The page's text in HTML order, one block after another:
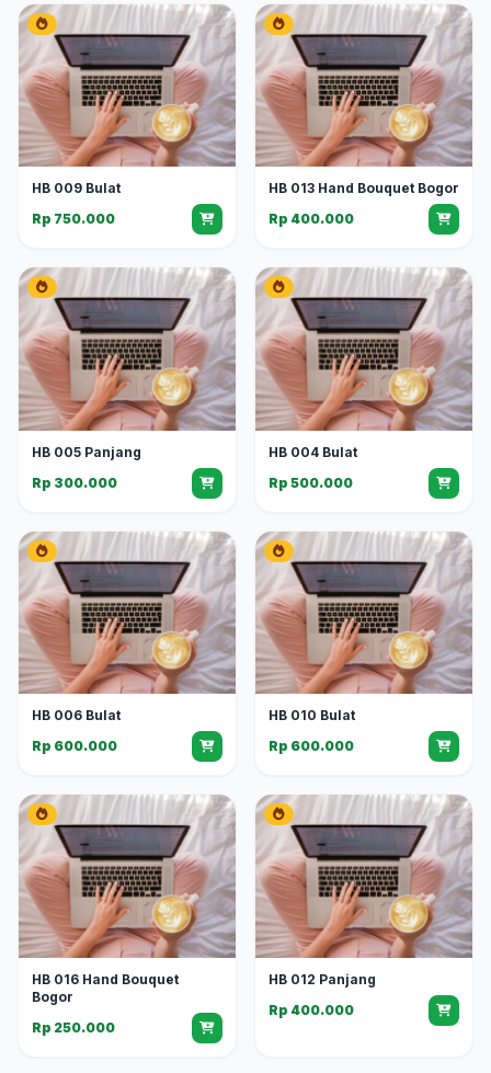
HB 009 Bulat
Rp 750.000
HB 013 Hand Bouquet Bogor
Rp 400.000
HB 005 Panjang
Rp 300.000
HB 004 Bulat
Rp 500.000
HB 006 Bulat
Rp 600.000
HB 010 Bulat
Rp 600.000
HB 016 Hand Bouquet
Bogor
Rp 250.000
HB 012 Panjang
Rp 400.000